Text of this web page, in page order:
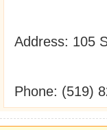
Address: 105
Phone: (519)